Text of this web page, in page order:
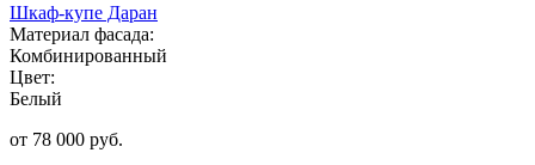
Шкаф-купе Даран
Материал фасада:
Комбинированный
Цвет:
Белый
от 78 000 руб.